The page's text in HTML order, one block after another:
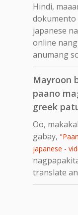
Hindi,
japanese
online
anumang
Mayroon
paano
greek
Oo,
gabay,
japanese -
translate